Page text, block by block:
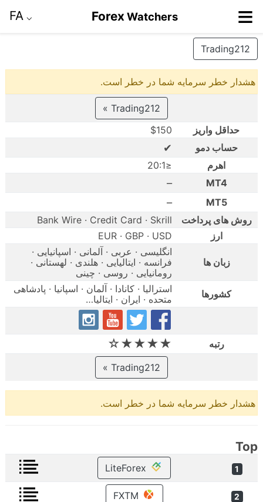
≡
ForexWatchers
⌵
FA
Trading212
هشدار خطر سرمایه شما در خطر است.
Trading212 »
حداقل واریز
$150
حساب دمو
✔
اهرم
≤20:1
MT4
–
MT5
–
روش های پرداخت
Bank Wire · Credit Card · Skrill
ارز
EUR · GBP · USD
زبان ها
انگلیسی · عربی · آلمانی · اسپانیایی ·
فرانسه · ایتالیایی · هلندی · لهستانی ·
رومانیایی · روسی · چینی
کشورها
استرالیا · کانادا · آلمان · اسپانیا · پادشاهی
متحده · ایران · ایتالیا…
رتبه ★★★★☆
Trading212 »
هشدار خطر سرمایه شما در خطر است.
Top
1
2